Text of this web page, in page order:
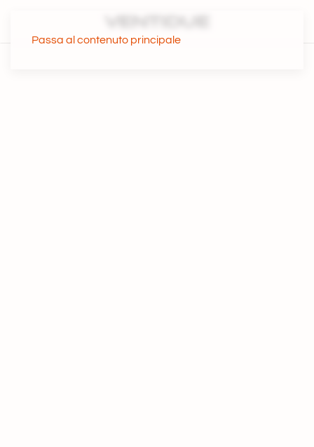
Passa al contenuto principale